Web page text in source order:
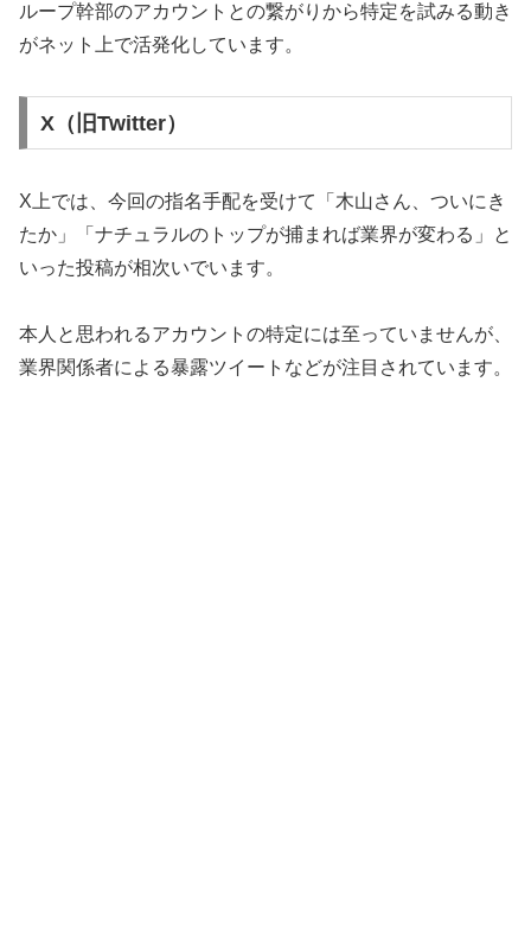
ループ幹部のアカウントとの繋がりから特定を試みる動き
がネット上で活発化しています。
X（旧Twitter）
X上では、今回の指名手配を受けて「木山さん、ついにき
たか」「ナチュラルのトップが捕まれば業界が変わる」と
いった投稿が相次いでいます。
本人と思われるアカウントの特定には至っていませんが、
業界関係者による暴露ツイートなどが注目されています。